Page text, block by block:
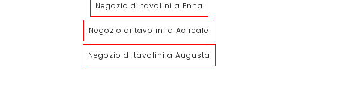
Negozio di tavolini a Enna
Negozio di tavolini a Acireale
Negozio di tavolini a Augusta